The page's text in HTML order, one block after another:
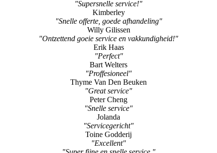
"Supersnelle service!"
Kimberley
"Snelle offerte, goede afhandeling"
Willy Gilissen
"Ontzettend goeie service en vakkundigheid!"
Erik Haas
"Perfect"
Bart Welters
"Proffesioneel"
Thyme Van Den Beuken
"Great service"
Peter Cheng
"Snelle service"
Jolanda
"Servicegericht"
Toine Godderij
"Excellent"